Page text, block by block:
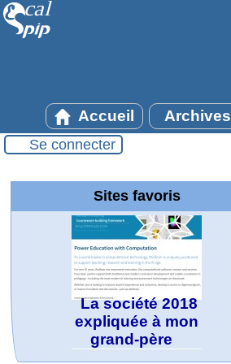
Accueil Archives
Se connecter
Sites favoris
Wolfram
Education Portal
La société 2018
expliquée à mon
grand-père